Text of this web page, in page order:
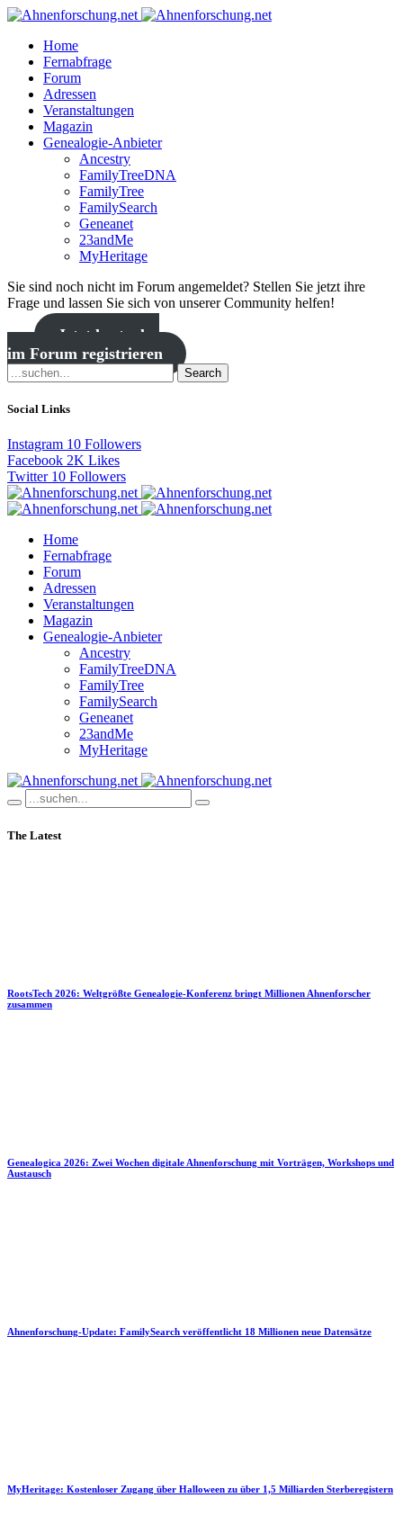
Home
Fernabfrage
Forum
Adressen
Veranstaltungen
Magazin
Genealogie-Anbieter
Ancestry
FamilyTreeDNA
FamilyTree
FamilySearch
Geneanet
23andMe
MyHeritage
Sie sind noch nicht im Forum angemeldet? Stellen Sie jetzt ihre
Frage und lassen Sie sich von unserer Community helfen!
Jetzt kostenlos
im Forum registrieren
Search
Social Links
Instagram 10 Followers
Facebook 2K Likes
Twitter 10 Followers
Home
Fernabfrage
Forum
Adressen
Veranstaltungen
Magazin
Genealogie-Anbieter
Ancestry
FamilyTreeDNA
FamilyTree
FamilySearch
Geneanet
23andMe
MyHeritage
The Latest
RootsTech 2026: Weltgrößte Genealogie-Konferenz bringt Millionen Ahnenforscher
zusammen
Genealogica 2026: Zwei Wochen digitale Ahnenforschung mit Vorträgen, Workshops und
Austausch
Ahnenforschung-Update: FamilySearch veröffentlicht 18 Millionen neue Datensätze
MyHeritage: Kostenloser Zugang über Halloween zu über 1,5 Milliarden Sterberegistern